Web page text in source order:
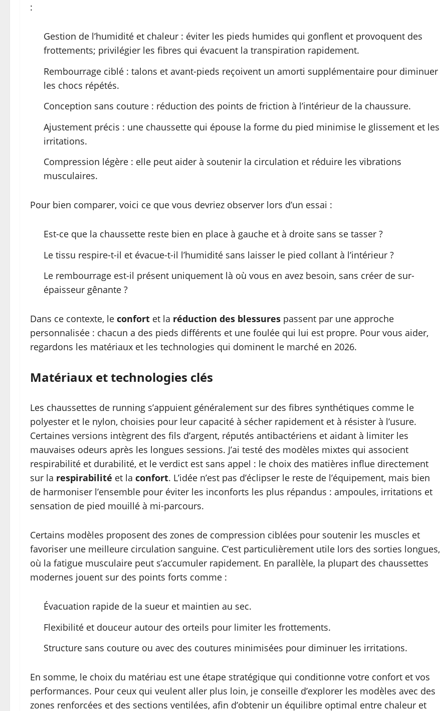
:
Gestion de l’humidité et chaleur : éviter les pieds humides qui gonflent et provoquent des
frottements; privilégier les fibres qui évacuent la transpiration rapidement.
Rembourrage ciblé : talons et avant-pieds reçoivent un amorti supplémentaire pour diminuer
les chocs répétés.
Conception sans couture : réduction des points de friction à l’intérieur de la chaussure.
Ajustement précis : une chaussette qui épouse la forme du pied minimise le glissement et les
irritations.
Compression légère : elle peut aider à soutenir la circulation et réduire les vibrations
musculaires.
Pour bien comparer, voici ce que vous devriez observer lors d’un essai :
Est-ce que la chaussette reste bien en place à gauche et à droite sans se tasser ?
Le tissu respire-t-il et évacue-t-il l’humidité sans laisser le pied collant à l’intérieur ?
Le rembourrage est-il présent uniquement là où vous en avez besoin, sans créer de sur-
épaisseur gênante ?
Dans ce contexte, le confort et la réduction des blessures passent par une approche
personnalisée : chacun a des pieds différents et une foulée qui lui est propre. Pour vous aider,
regardons les matériaux et les technologies qui dominent le marché en 2026.
Matériaux et technologies clés
Les chaussettes de running s’appuient généralement sur des fibres synthétiques comme le
polyester et le nylon, choisies pour leur capacité à sécher rapidement et à résister à l’usure.
Certaines versions intègrent des fils d’argent, réputés antibactériens et aidant à limiter les
mauvaises odeurs après les longues sessions. J’ai testé des modèles mixtes qui associent
respirabilité et durabilité, et le verdict est sans appel : le choix des matières influe directement
sur la respirabilité et la confort. L’idée n’est pas d’éclipser le reste de l’équipement, mais bien
de harmoniser l’ensemble pour éviter les inconforts les plus répandus : ampoules, irritations et
sensation de pied mouillé à mi-parcours.
Certains modèles proposent des zones de compression ciblées pour soutenir les muscles et
favoriser une meilleure circulation sanguine. C’est particulièrement utile lors des sorties longues,
où la fatigue musculaire peut s’accumuler rapidement. En parallèle, la plupart des chaussettes
modernes jouent sur des points forts comme :
Évacuation rapide de la sueur et maintien au sec.
Flexibilité et douceur autour des orteils pour limiter les frottements.
Structure sans couture ou avec des coutures minimisées pour diminuer les irritations.
En somme, le choix du matériau est une étape stratégique qui conditionne votre confort et vos
performances. Pour ceux qui veulent aller plus loin, je conseille d’explorer les modèles avec des
zones renforcées et des sections ventilées, afin d’obtenir un équilibre optimal entre chaleur et